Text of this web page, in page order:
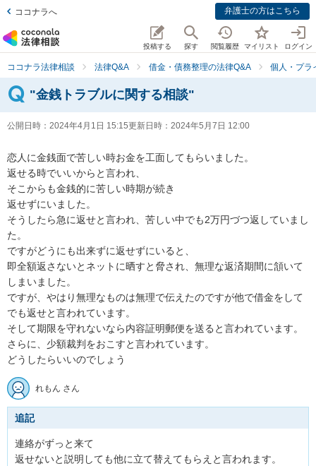
ココナラへ 弁護士の方はこちら
投稿する 探す 閲覧履歴 マイリスト ログイン
ココナラ法律相談 法律Q&A 借金・債務整理の法律Q&A 個人・プラ
"金銭トラブルに関する相談"
公開日時： 2024年4月1日 15:15更新日時： 2024年5月7日 12:00
恋人に金銭面で苦しい時お金を工面してもらいました。
返せる時でいいからと言われ、
そこからも金銭的に苦しい時期が続き
返せずにいました。
そうしたら急に返せと言われ、苦しい中でも2万円づつ返していまし
た。
ですがどうにも出来ずに返せずにいると、
即全額返さないとネットに晒すと脅され、無理な返済期間に頷いて
しまいました。
ですが、やはり無理なものは無理で伝えたのですが他で借金をして
でも返せと言われています。
そして期限を守れないなら内容証明郵便を送ると言われています。
さらに、少額裁判をおこすと言われています。
どうしたらいいのでしょう
れもん さん
追記
連絡がずっと来て
返せないと説明しても他に立て替えてもらえと言われます。